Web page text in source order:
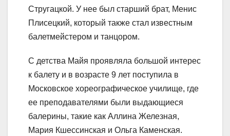
Стругацкой. У нее был старший брат, Менис
Плисецкий, который также стал известным
балетмейстером и танцором.
С детства Майя проявляла большой интерес
к балету и в возрасте 9 лет поступила в
Московское хореографическое училище, где
ее преподавателями были выдающиеся
балерины, такие как Аллина Железная,
Мария Кшессинская и Ольга Каменская.